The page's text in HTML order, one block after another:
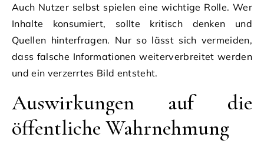
Auch Nutzer selbst spielen eine wichtige Rolle. Wer
Inhalte konsumiert, sollte kritisch denken und
Quellen hinterfragen. Nur so lässt sich vermeiden,
dass falsche Informationen weiterverbreitet werden
und ein verzerrtes Bild entsteht.
Auswirkungen auf die
öffentliche Wahrnehmung